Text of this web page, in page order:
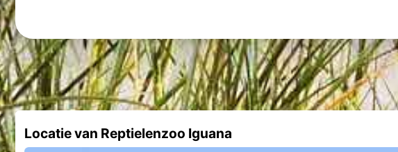
Locatie van Reptielenzoo Iguana